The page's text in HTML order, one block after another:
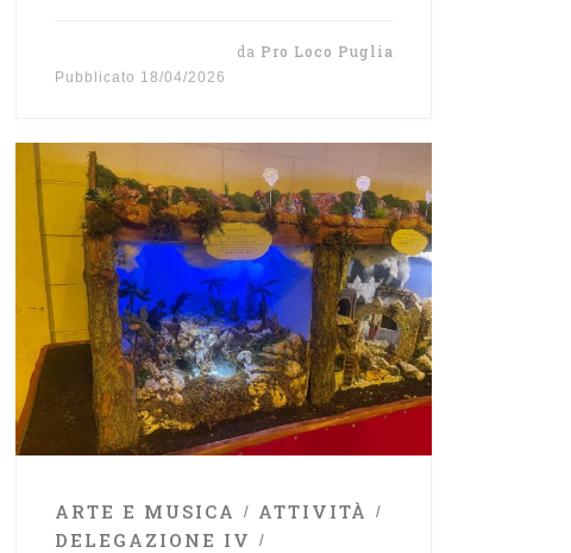
da Pro Loco Puglia
Pubblicato 18/04/2026
ARTE E MUSICA
ATTIVITÀ
DELEGAZIONE IV